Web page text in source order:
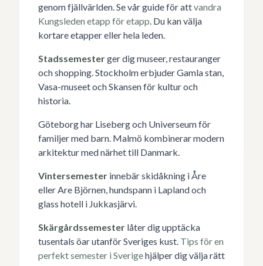
genom fjällvärlden. Se vår guide för attvandra
Kungsleden etapp för etapp. Du kan välja
kortare etapper eller hela leden.
Stadssemesterger dig museer, restauranger
och shopping. Stockholm erbjuder Gamla stan,
Vasa-museet och Skansen för kultur och
historia.
Göteborg har Liseberg och Universeum för
familjer med barn. Malmö kombinerar modern
arkitektur med närhet till Danmark.
Vintersemester innebär skidåkning i Åre
eller Are Björnen, hundspann i Lapland och
glass hotell i Jukkasjärvi.
Skärgårdssemester låter dig upptäcka
tusentals öar utanför Sveriges kust. Tips för en
perfekt semester i Sverigehjälper dig välja rätt